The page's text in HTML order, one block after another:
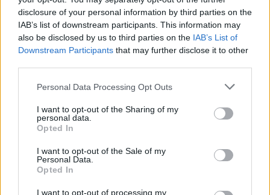
disclosure of your personal information by third parties on the
IAB’s list of downstream participants. This information may
also be disclosed by us to third parties on the IAB’s List of
Downstream Participants that may further disclose it to other
Personal Data Processing Opt Outs
I want to opt-out of the Sharing of my
personal data.
Opted In
I want to opt-out of the Sale of my
Personal Data.
Opted In
I want to opt-out of processing my
Esim for Global|Esim for Europe|
Esim for Caribbean